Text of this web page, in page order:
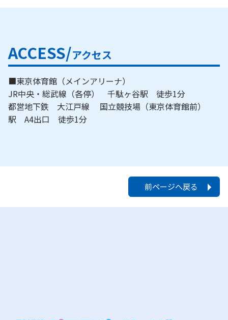
ACCESS/アクセス
■東京体育館（メインアリーナ）
JR中央・総武線（各停） 千駄ヶ谷駅 徒歩1分
都営地下鉄 大江戸線 国立競技場（東京体育館前）
駅 A4出口 徒歩1分
前ページへ戻る